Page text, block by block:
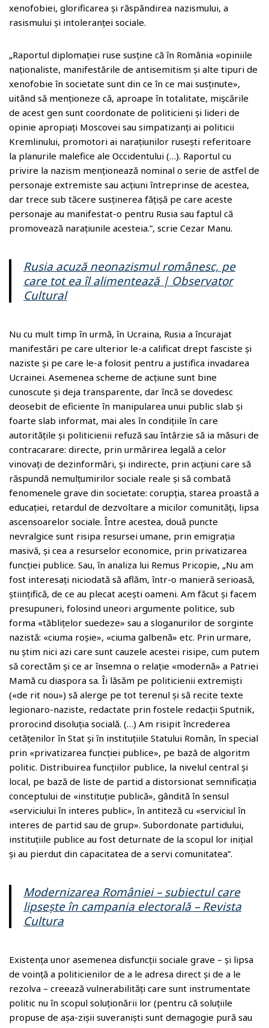
xenofobiei, glorificarea și răspândirea nazismului, a
rasismului și intoleranței sociale.
„Raportul diplomației ruse susține că în România «opiniile
naționaliste, manifestările de antisemitism și alte tipuri de
xenofobie în societate sunt din ce în ce mai susținute»,
uitând să menționeze că, aproape în totalitate, mișcările
de acest gen sunt coordonate de politicieni și lideri de
opinie apropiați Moscovei sau simpatizanți ai politicii
Kremlinului, promotori ai narațiunilor rusești referitoare
la planurile malefice ale Occidentului (…). Raportul cu
privire la nazism menționează nominal o serie de astfel de
personaje extremiste sau acțiuni întreprinse de acestea,
dar trece sub tăcere susținerea fățișă pe care aceste
personaje au manifestat-o pentru Rusia sau faptul că
promovează narațiunile acesteia.”, scrie Cezar Manu.
Rusia acuză neonazismul românesc, pe
care tot ea îl alimentează | Observator
Cultural
Nu cu mult timp în urmă, în Ucraina, Rusia a încurajat
manifestări pe care ulterior le-a calificat drept fasciste și
naziste și pe care le-a folosit pentru a justifica invadarea
Ucrainei. Asemenea scheme de acțiune sunt bine
cunoscute și deja transparente, dar încă se dovedesc
deosebit de eficiente în manipularea unui public slab și
foarte slab informat, mai ales în condițiile în care
autoritățile și politicienii refuză sau întârzie să ia măsuri de
contracarare: directe, prin urmărirea legală a celor
vinovați de dezinformări, și indirecte, prin acțiuni care să
răspundă nemulțumirilor sociale reale și să combată
fenomenele grave din societate: corupția, starea proastă a
educației, retardul de dezvoltare a micilor comunități, lipsa
ascensoarelor sociale. Între acestea, două puncte
nevralgice sunt risipa resursei umane, prin emigrația
masivă, și cea a resurselor economice, prin privatizarea
funcției publice. Sau, în analiza lui Remus Pricopie, „Nu am
fost interesați niciodată să aflăm, într-o manieră serioasă,
științifică, de ce au plecat acești oameni. Am făcut și facem
presupuneri, folosind uneori argumente politice, sub
forma «tăblițelor suedeze» sau a sloganurilor de sorginte
nazistă: «ciuma roșie», «ciuma galbenă» etc. Prin urmare,
nu știm nici azi care sunt cauzele acestei risipe, cum putem
să corectăm și ce ar însemna o relație «modernă» a Patriei
Mamă cu diaspora sa. Îi lăsăm pe politicienii extremiști
(«de rit nou») să alerge pe tot terenul și să recite texte
legionaro-naziste, redactate prin fostele redacții Sputnik,
prorocind disoluția socială. (…) Am risipit încrederea
cetățenilor în Stat și în instituțiile Statului Român, în special
prin «privatizarea funcției publice», pe bază de algoritm
politic. Distribuirea funcțiilor publice, la nivelul central și
local, pe bază de liste de partid a distorsionat semnificația
conceptului de «instituție publică», gândită în sensul
«serviciului în interes public», în antiteză cu «serviciul în
interes de partid sau de grup». Subordonate partidului,
instituțiile publice au fost deturnate de la scopul lor inițial
și au pierdut din capacitatea de a servi comunitatea”.
Modernizarea României – subiectul care
lipsește în campania electorală – Revista
Cultura
Existența unor asemenea disfuncții sociale grave – și lipsa
de voință a politicienilor de a le adresa direct și de a le
rezolva – creează vulnerabilități care sunt instrumentate
politic nu în scopul soluționării lor (pentru că soluțiile
propuse de așa-zișii suveraniști sunt demagogie pură sau